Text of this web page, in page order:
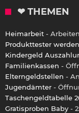
❤ THEMEN
Heimarbeit -
Produkttester werden
Kindergeld
Familienkassen -
Elterngeldstellen -
Jugendämter -
Taschengeldtabelle
Gratisproben Baby -